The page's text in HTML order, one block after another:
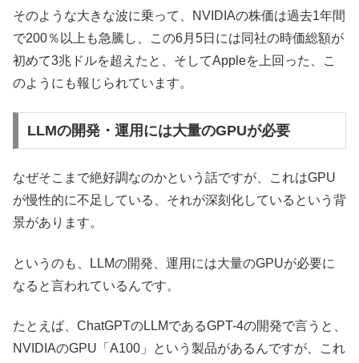
そのような大きな波に乗って、NVIDIAの株価は過去1年間
で200％以上も急騰し、この6月5日には同社の時価総額が
初めて3兆ドルを超えたと、そしてAppleを上回った、こ
のようにも報じられています。
LLMの開発・運用には大量のGPUが必要
なぜそこまで絶好調なのかという話ですが、これはGPU
が慢性的に不足している、それが深刻化しているという背
景があります。
というのも、LLMの開発、運用には大量のGPUが必要に
なると言われているんです。
たとえば、ChatGPTのLLMであるGPT-4の開発で言うと、
NVIDIAのGPU「A100」という製品があるんですが、これ